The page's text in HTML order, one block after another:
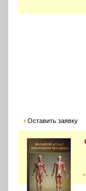
Оставить заявку